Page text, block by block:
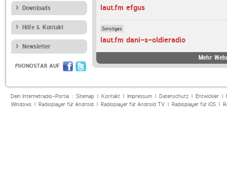
Downloads
Hilfe & Kontakt
Newsletter
PHONOSTAR AUF
laut.fm efgus
Sonstiges
laut.fm dani-s-oldieradio
Mehr
Dein Internetradio-Portal : Sitemap| Kontakt| Impressum| Datenschutz| Entwickler|
Windows| Radioplayer für Android| Radioplayer für Android TV| Radioplayer für iOS|